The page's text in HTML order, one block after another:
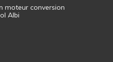
moteur conversion
Albi